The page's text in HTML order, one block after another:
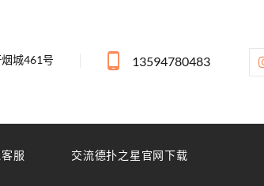
城461号 13594780483
服 交流德扑之星官网下载